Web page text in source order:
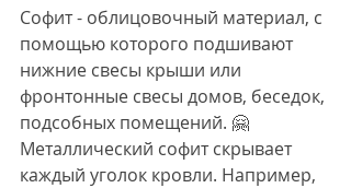
Софит - облицовочный материал, с
помощью которого подшивают
нижние свесы крыши или
фронтонные свесы домов, беседок,
подсобных помещений. 🤗
Металлический софит скрывает
каждый уголок кровли. Например,